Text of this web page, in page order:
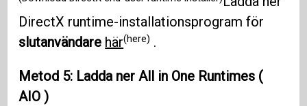
DirectX runtime-installationsprogram för
slutanvändare här(here) .
Metod 5: Ladda ner All in One Runtimes (
AIO )